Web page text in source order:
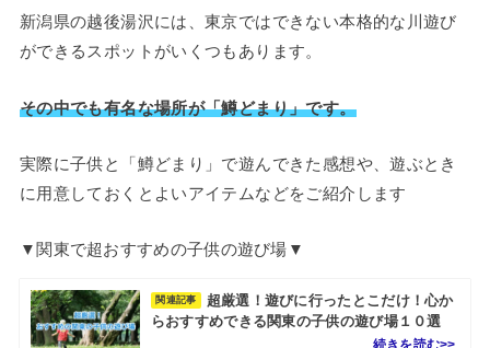
新潟県の越後湯沢には、東京ではできない本格的な川遊び
ができるスポットがいくつもあります。
その中でも有名な場所が「鱒どまり」です。
実際に子供と「鱒どまり」で遊んできた感想や、遊ぶとき
に用意しておくとよいアイテムなどをご紹介します
▼関東で超おすすめの子供の遊び場▼
関連記事
超厳選！遊びに行ったとこだけ！心か
らおすすめできる関東の子供の遊び場１０選